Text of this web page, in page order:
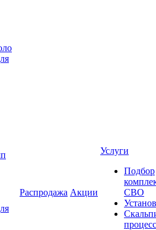
Распродажа Акции
Услуги
Подбор
СВО